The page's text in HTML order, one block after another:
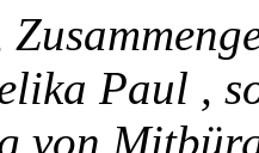
Paul ,
von